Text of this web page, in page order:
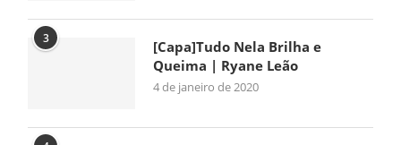
3
[Capa]Tudo Nela Brilha e
Queima | Ryane Leão
4 de janeiro de 2020